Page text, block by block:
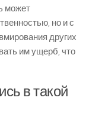
может
но и с
других
им ущерб, что
в такой